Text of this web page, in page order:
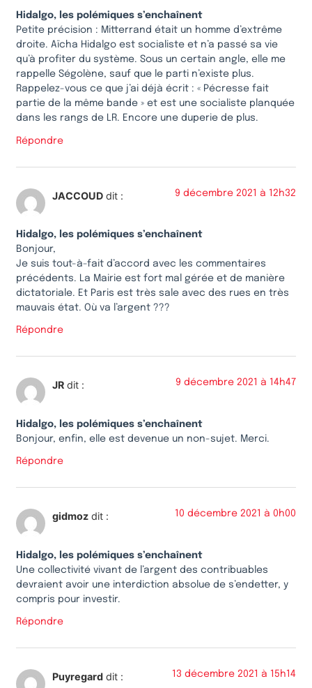
Hidalgo, les polémiques s’enchaînent
Petite précision : Mitterrand était un homme d’extrême
droite. Aïcha Hidalgo est socialiste et n’a passé sa vie
qu’à profiter du système. Sous un certain angle, elle me
rappelle Ségolène, sauf que le parti n’existe plus.
Rappelez-vous ce que j’ai déjà écrit : « Pécresse fait
partie de la même bande » et est une socialiste planquée
dans les rangs de LR. Encore une duperie de plus.
Répondre
JACCOUD dit : 9 décembre 2021 à 12h32
Hidalgo, les polémiques s’enchaînent
Bonjour,
Je suis tout-à-fait d’accord avec les commentaires
précédents. La Mairie est fort mal gérée et de manière
dictatoriale. Et Paris est très sale avec des rues en très
mauvais état. Où va l’argent ???
Répondre
JR dit : 9 décembre 2021 à 14h47
Hidalgo, les polémiques s’enchaînent
Bonjour, enfin, elle est devenue un non-sujet. Merci.
Répondre
gidmoz dit : 10 décembre 2021 à 0h00
Hidalgo, les polémiques s’enchaînent
Une collectivité vivant de l’argent des contribuables
devraient avoir une interdiction absolue de s’endetter, y
compris pour investir.
Répondre
Puyregard dit : 13 décembre 2021 à 15h14